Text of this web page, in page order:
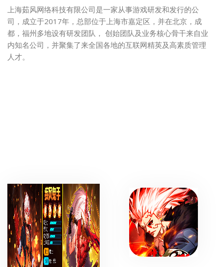
上海茹风网络科技有限公司是一家从事游戏研发和发行的公
司，成立于2017年，总部位于上海市嘉定区，并在北京，成
都，福州多地设有研发团队， 创始团队及业务核心骨干来自业
内知名公司，并聚集了来全国各地的互联网精英及高素质管理
人才。